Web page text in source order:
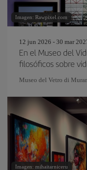
Imagen: Rawpixel.com
12 jun 2026 - 30 mar
En el Museo del
filosóficos sobre
Museo del Vetro di
Imagen: mihaitarniceru